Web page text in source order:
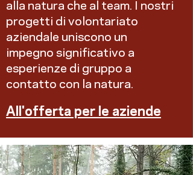
alla natura che al team. I nostri
progetti di volontariato
aziendale uniscono un
impegno significativo a
esperienze di gruppo a
contatto con la natura.
All'offerta per le aziende